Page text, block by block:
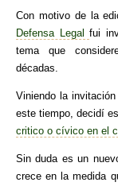
Con motivo de la
Defensa Legalfui
tema que
décadas.
Viniendo la
este tiempo, decidí
critico o cívico en el
Sin duda es un
crece en la medida